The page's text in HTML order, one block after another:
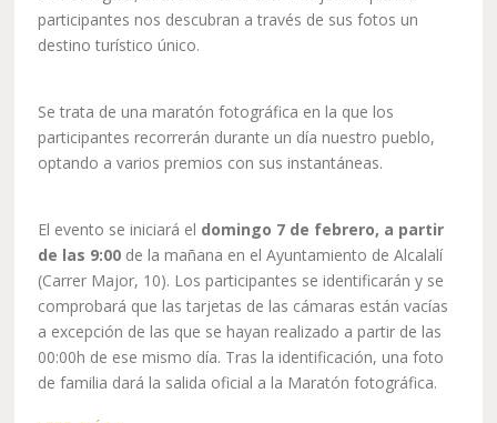
participantes nos descubran a través de sus fotos un
destino turístico único.
Se trata de una maratón fotográfica en la que los
participantes recorrerán durante un día nuestro pueblo,
optando a varios premios con sus instantáneas.
El evento se iniciará el domingo 7 de febrero, a partir
de las 9:00 de la mañana en el Ayuntamiento de Alcalalí
(Carrer Major, 10). Los participantes se identificarán y se
comprobará que las tarjetas de las cámaras están vacías
a excepción de las que se hayan realizado a partir de las
00:00h de ese mismo día. Tras la identificación, una foto
de familia dará la salida oficial a la Maratón fotográfica.